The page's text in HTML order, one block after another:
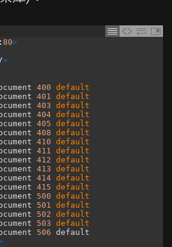
: 80>
>
400 default
401 default
403 default
404 default
405 default
408 default
410 default
411 default
412 default
413 default
414 default
415 default
500 default
501 default
502 default
503 default
506 default